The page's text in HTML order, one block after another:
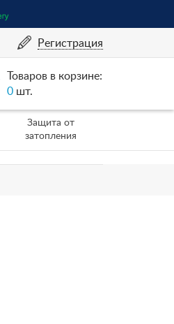
Регистрация
Товаров в корзине:
0 шт.
Защита от
затопления